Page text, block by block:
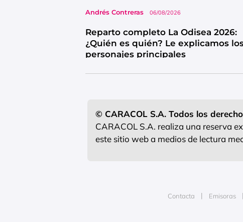
Andrés Contreras 06/08/2026
Reparto completo La Odisea 2026:
¿Quién es quién? Le explicamos
personajes principales
© CARACOL S.A. Todos los
CARACOL S.A. realiza una reserva
este sitio web a medios de lectura
Contacta Emisoras